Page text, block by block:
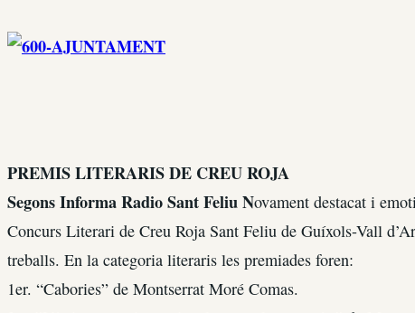
PREMIS LITERARIS DE CREU ROJA
Segons Informa Radio Sant Feliu Novament destacat i
Concurs Literari de Creu Roja Sant Feliu de Guíxols-Vall
treballs. En la categoria literaris les premiades foren:
1er. “Cabories” de Montserrat Moré Comas.